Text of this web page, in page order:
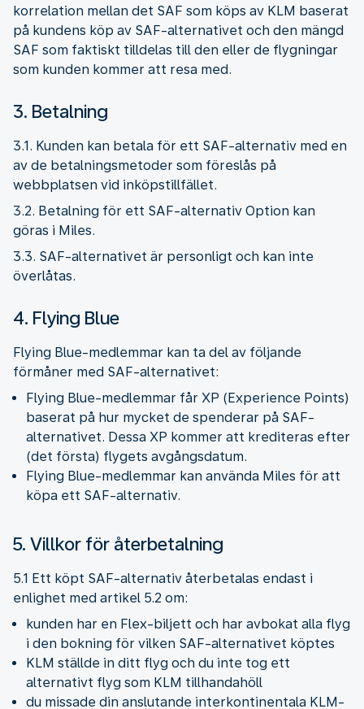
korrelation mellan det SAF som köps av KLM baserat
på kundens köp av SAF-alternativet och den mängd
SAF som faktiskt tilldelas till den eller de flygningar
som kunden kommer att resa med.
3. Betalning
3.1. Kunden kan betala för ett SAF-alternativ med en
av de betalningsmetoder som föreslås på
webbplatsen vid inköpstillfället.
3.2. Betalning för ett SAF-alternativ Option kan
göras i Miles.
3.3. SAF-alternativet är personligt och kan inte
överlåtas.
4. Flying Blue
Flying Blue-medlemmar kan ta del av följande
förmåner med SAF-alternativet:
Flying Blue-medlemmar får XP (Experience Points)
baserat på hur mycket de spenderar på SAF-
alternativet. Dessa XP kommer att krediteras efter
(det första) flygets avgångsdatum.
Flying Blue-medlemmar kan använda Miles för att
köpa ett SAF-alternativ.
5. Villkor för återbetalning
5.1 Ett köpt SAF-alternativ återbetalas endast i
enlighet med artikel 5.2 om:
kunden har en Flex-biljett och har avbokat alla flyg
i den bokning för vilken SAF-alternativet köptes
KLM ställde in ditt flyg och du inte tog ett
alternativt flyg som KLM tillhandahöll
du missade din anslutande interkontinentala KLM-